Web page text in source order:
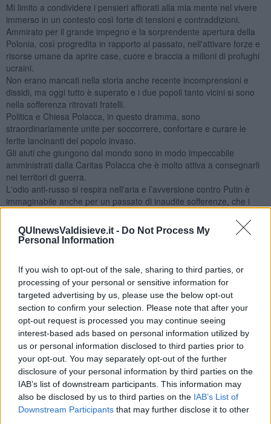
QUInewsValdisieve.it - Do Not Process My
Personal Information
If you wish to opt-out of the sale, sharing to third parties, or
processing of your personal or sensitive information for
targeted advertising by us, please use the below opt-out
section to confirm your selection. Please note that after your
opt-out request is processed you may continue seeing
interest-based ads based on personal information utilized by
us or personal information disclosed to third parties prior to
your opt-out. You may separately opt-out of the further
disclosure of your personal information by third parties on the
IAB’s list of downstream participants. This information may
also be disclosed by us to third parties on the IAB’s List of
Downstream Participants that may further disclose it to other
Mi limito a condividere i pensieri affiorati alla mia mente nel vivere
immerso in un contesto così forte di tensioni e contraddizioni.
Ammirato per il grande impegno e la sorprendente apertura della
Polonia, così progredita in rapporto al passato, nell'attivare forze e
risorse umane da aprire case, cuore e braccia a milioni di profughi
ucraini.
Non erano mancati nella storia anche recente incomprensioni e
dissidi, ma oggi tutto è superato e i due popoli tanto vicini si sono
nella sofferenza ritrovati fratelli.
Politica e Chiesa Polacca, in questo dramma, sono
straordinariamente unite per soccorrere, confortare e curare le
ferite lancinanti del popolo invaso.
Gli aiuti che giungono dal mondo sono in modo impeccabile
amministrati dalla Caritas Polacca che è molto attiva a consegnarli
nei territori di guerra.
L'odio anti-russo si respira nell'aria e l’avversione contro Putin è
immaginabile anche per un passato di inaudite sofferenze, che i
Ma un aspetto che da noi è taciuto riguarda proprio i russi che
abitano l'Ucraina, per i quali, o per molti dei quali, rimane una certa
sono state chiuse perché gli ortodossi russi vengono identificati con
i russi invasori.
Questa situazione potrebbe suggerire per quelle regioni
culturalmente uniformi ai russi una possibile scelta referendaria
delle popolazioni medesime e definire nuovi confini da confederare
con lo stato ucraino, senza che perda la sua sovranità.
Per raggiungere questo obiettivo sarà necessaria la pressione di
tutti i soggetti internazionali. La chiusura delle chiese ortodosse può
innescare anche una guerra civile perché gli ortodossi sono
cittadini ucraini ed è dunque una provocazione e un’ingiustizia.
Il nazionalismo viscerale dovrebbe essere smorzato soprattutto